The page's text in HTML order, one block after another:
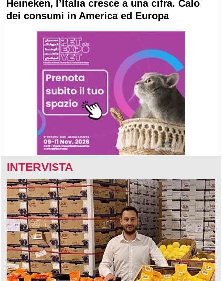
Heineken, l’Italia cresce a una cifra. Calo
dei consumi in America ed Europa
INTERVISTA